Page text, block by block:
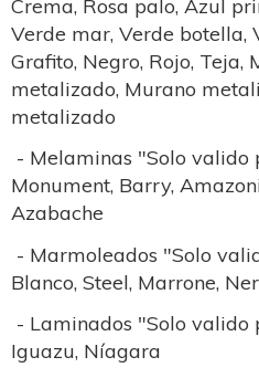
Crema, Rosa palo, Azul
Verde mar, Verde botella,
Grafito, Negro, Rojo, Teja,
metalizado, Murano
metalizado
- Melaminas "Solo valido
Monument, Barry,
Azabache
- Marmoleados "Solo
Blanco, Steel, Marrone,
- Laminados "Solo valido
Iguazu, Níagara